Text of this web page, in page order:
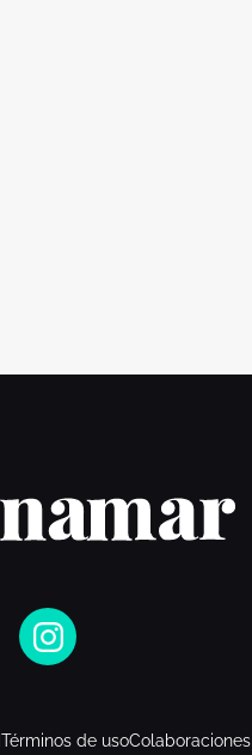
Términos de usoColaboraciones